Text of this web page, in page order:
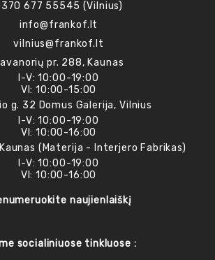
677 55545 (Vilnius)
info@frankof.lt
vilnius@frankof.lt
pr. 288, Kaunas
I-V: 10:00-19:00
VI: 10:00-15:00
g. 32 Domus Galerija, Vilnius
I-V: 10:00-19:00
VI: 10:00-16:00
(Materija - Interjero Fabrikas)
I-V: 10:00-19:00
VI: 10:00-16:00
naujienlaiškį
socialiniuose tinkluose :